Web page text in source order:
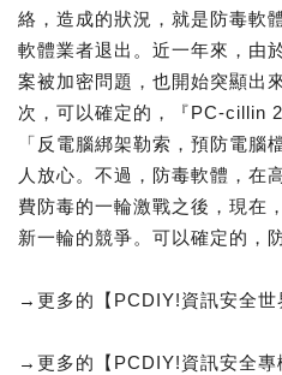
絡，造成的狀況，就是防毒軟
軟體業者退出。近一年來，由
案被加密問題，也開始突顯出
次，可以確定的，『PC-cillin
「反電腦綁架勒索，預防電腦
人放心。不過，防毒軟體，在
費防毒的一輪激戰之後，現在
新一輪的競爭。可以確定的，
→更多的【PCDIY!資訊安全世
→更多的【PCDIY!資訊安全專